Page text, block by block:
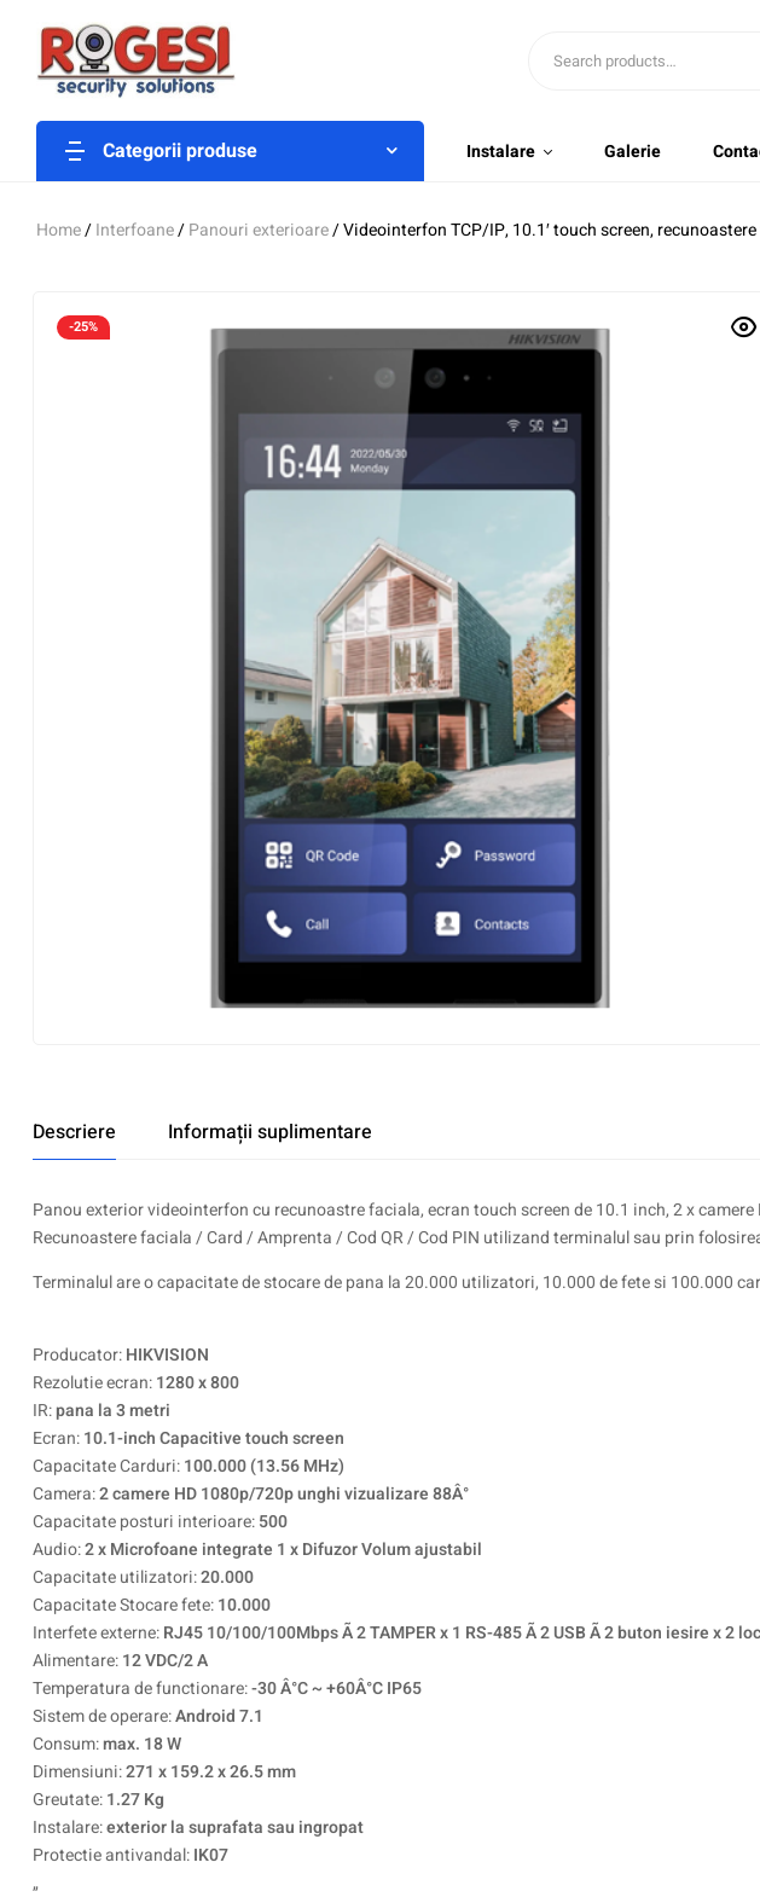
Categorii produse Instalare Galerie
Home/Interfoane/Panouri exterioare/ Videointerfon TCP/IP, 10.1′ touch screen,
-25%
Descriere Informații suplimentare
Panou exterior videointerfon cu recunoastre faciala, ecran touch screen de 10.1 inch, 2 x
Recunoastere faciala / Card / Amprenta / Cod QR / Cod PIN utilizand terminalul sau prin
Terminalul are o capacitate de stocare de pana la 20.000 utilizatori, 10.000 de fete si 100.000
Producator:HIKVISION
Rezolutie ecran:1280 x 800
IR:pana la 3 metri
Ecran:10.1-inch Capacitive touch screen
Capacitate Carduri:100.000 (13.56 MHz)
Camera:2 camere HD 1080p/720p unghi vizualizare 88Â°
Capacitate posturi interioare:500
Audio:2 x Microfoane integrate 1 x Difuzor Volum ajustabil
Capacitate utilizatori:20.000
Capacitate Stocare fete:10.000
Interfete externe:RJ45 10/100/100Mbps Ã 2 TAMPER x 1 RS-485 Ã 2 USB Ã 2 buton iesire x
Alimentare:12 VDC/2 A
Temperatura de functionare:-30 Â°C ~ +60Â°C IP65
Sistem de operare:Android 7.1
Consum:max. 18 W
Dimensiuni:271 x 159.2 x 26.5 mm
Greutate:1.27 Kg
Instalare:exterior la suprafata sau ingropat
Protectie antivandal:IK07
„